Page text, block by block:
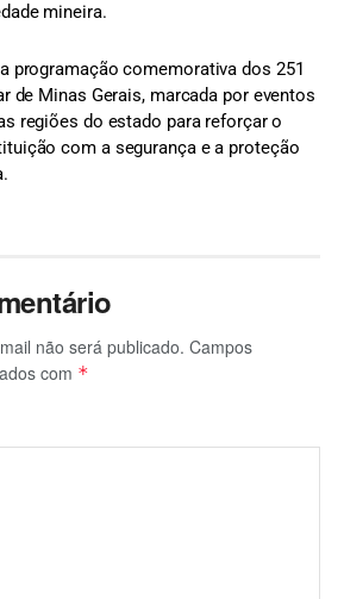
mineira.
programação comemorativa dos 251
de Minas Gerais, marcada por eventos
regiões do estado para reforçar o
com a segurança e a proteção
não será publicado. Campos
com *